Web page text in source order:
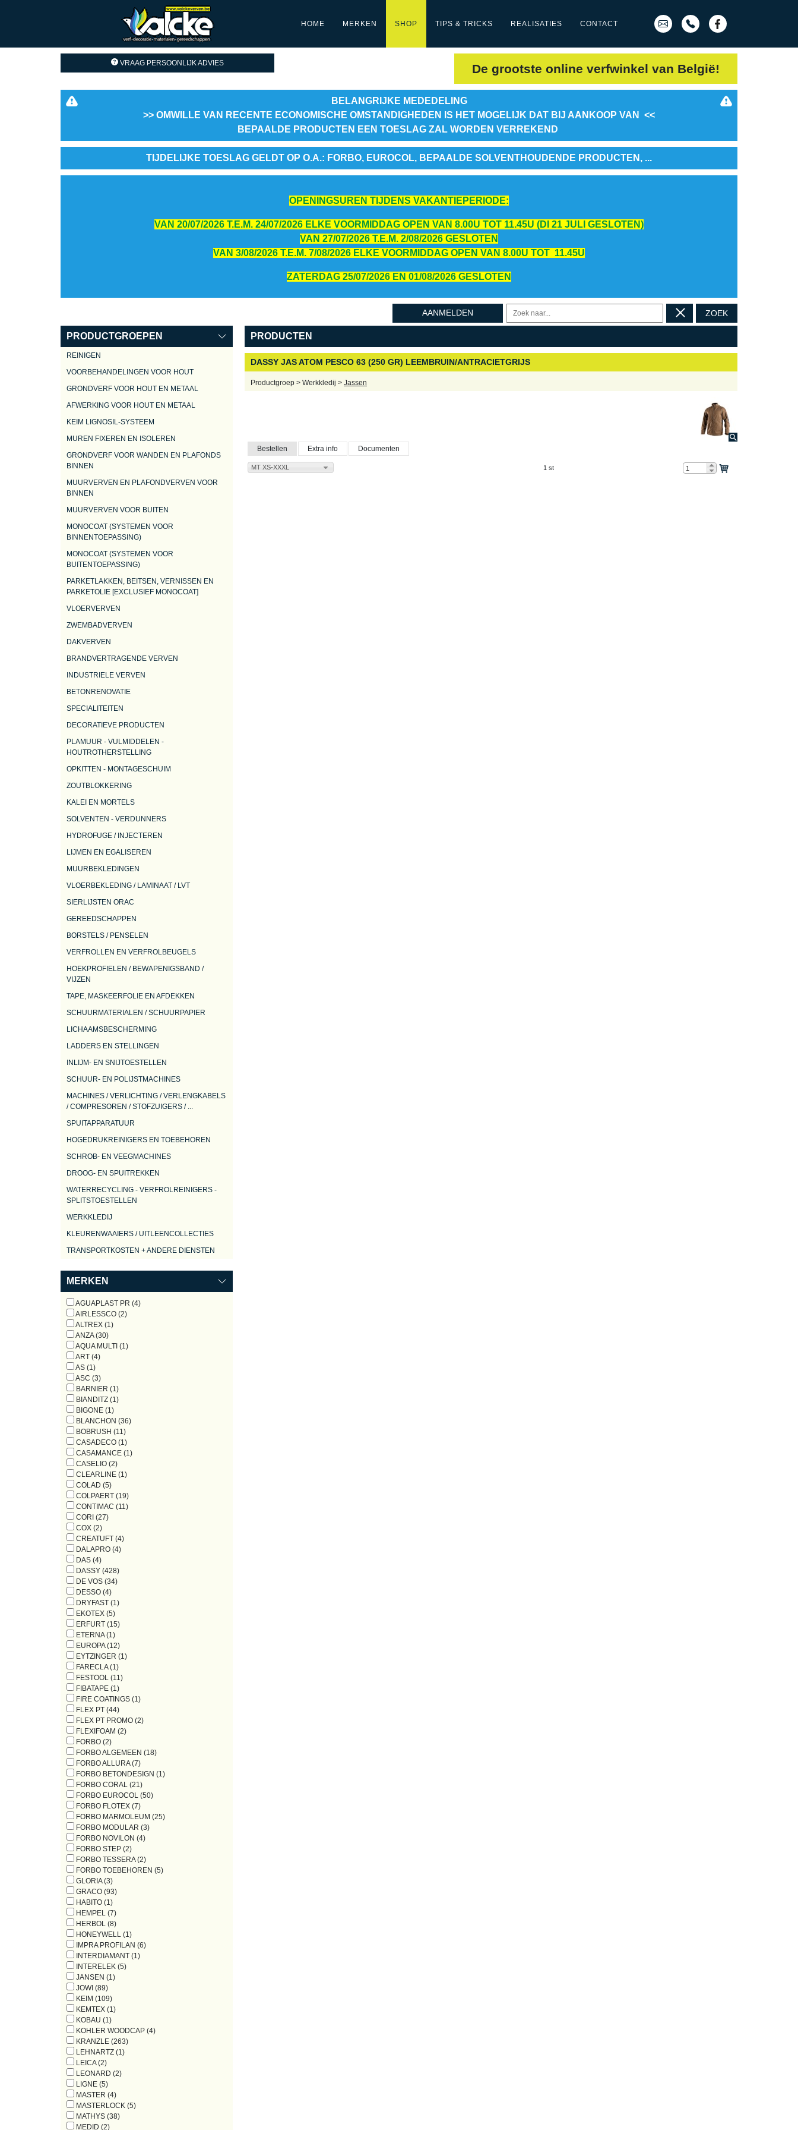
HOME MERKEN SHOP TIPS & TRICKS REALISATIES CONTACT
VRAAG PERSOONLIJK ADVIES De grootste online verfwinkel van België!
BELANGRIJKE MEDEDELING
>> OMWILLE VAN RECENTE ECONOMISCHE OMSTANDIGHEDEN IS HET MOGELIJK DAT BIJ AANKOOP VAN <<
BEPAALDE PRODUCTEN EEN TOESLAG ZAL WORDEN VERREKEND
TIJDELIJKE TOESLAG GELDT OP O.A.: FORBO, EUROCOL, BEPAALDE SOLVENTHOUDENDE PRODUCTEN, ...
OPENINGSUREN TIJDENS VAKANTIEPERIODE:
VAN 20/07/2026 T.E.M. 24/07/2026 ELKE VOORMIDDAG OPEN VAN 8.00U TOT 11.45U (DI 21 JULI GESLOTEN)
VAN 27/07/2026 T.E.M. 2/08/2026 GESLOTEN
VAN 3/08/2026 T.E.M. 7/08/2026 ELKE VOORMIDDAG OPEN VAN 8.00U TOT 11.45U
ZATERDAG 25/07/2026 EN 01/08/2026 GESLOTEN
AANMELDEN ZOEK
PRODUCTGROEPEN
REINIGEN
VOORBEHANDELINGEN VOOR HOUT
GRONDVERF VOOR HOUT EN METAAL
AFWERKING VOOR HOUT EN METAAL
KEIM LIGNOSIL-SYSTEEM
MUREN FIXEREN EN ISOLEREN
GRONDVERF VOOR WANDEN EN PLAFONDS
BINNEN
MUURVERVEN EN PLAFONDVERVEN VOOR
BINNEN
MUURVERVEN VOOR BUITEN
MONOCOAT (SYSTEMEN VOOR
BINNENTOEPASSING)
MONOCOAT (SYSTEMEN VOOR
BUITENTOEPASSING)
PARKETLAKKEN, BEITSEN, VERNISSEN EN
PARKETOLIE [EXCLUSIEF MONOCOAT]
VLOERVERVEN
ZWEMBADVERVEN
DAKVERVEN
BRANDVERTRAGENDE VERVEN
INDUSTRIELE VERVEN
BETONRENOVATIE
SPECIALITEITEN
DECORATIEVE PRODUCTEN
PLAMUUR - VULMIDDELEN -
HOUTROTHERSTELLING
OPKITTEN - MONTAGESCHUIM
ZOUTBLOKKERING
KALEI EN MORTELS
SOLVENTEN - VERDUNNERS
HYDROFUGE / INJECTEREN
LIJMEN EN EGALISEREN
MUURBEKLEDINGEN
VLOERBEKLEDING / LAMINAAT / LVT
SIERLIJSTEN ORAC
GEREEDSCHAPPEN
BORSTELS / PENSELEN
VERFROLLEN EN VERFROLBEUGELS
HOEKPROFIELEN / BEWAPENIGSBAND /
VIJZEN
TAPE, MASKEERFOLIE EN AFDEKKEN
SCHUURMATERIALEN / SCHUURPAPIER
LICHAAMSBESCHERMING
LADDERS EN STELLINGEN
INLIJM- EN SNIJTOESTELLEN
SCHUUR- EN POLIJSTMACHINES
MACHINES / VERLICHTING / VERLENGKABELS
/ COMPRESOREN / STOFZUIGERS / ...
SPUITAPPARATUUR
HOGEDRUKREINIGERS EN TOEBEHOREN
SCHROB- EN VEEGMACHINES
DROOG- EN SPUITREKKEN
WATERRECYCLING - VERFROLREINIGERS -
SPLITSTOESTELLEN
WERKKLEDIJ
KLEURENWAAIERS / UITLEENCOLLECTIES
TRANSPORTKOSTEN + ANDERE DIENSTEN
MERKEN
AGUAPLAST PR (4)
AIRLESSCO (2)
ALTREX (1)
ANZA (30)
AQUA MULTI (1)
ART (4)
AS (1)
ASC (3)
BARNIER (1)
BIANDITZ (1)
BIGONE (1)
BLANCHON (36)
BOBRUSH (11)
CASADECO (1)
CASAMANCE (1)
CASELIO (2)
CLEARLINE (1)
COLAD (5)
COLPAERT (19)
CONTIMAC (11)
CORI (27)
COX (2)
CREATUFT (4)
DALAPRO (4)
DAS (4)
DASSY (428)
DE VOS (34)
DESSO (4)
DRYFAST (1)
EKOTEX (5)
ERFURT (15)
ETERNA (1)
EUROPA (12)
EYTZINGER (1)
FARECLA (1)
FESTOOL (11)
FIBATAPE (1)
FIRE COATINGS (1)
FLEX PT (44)
FLEX PT PROMO (2)
FLEXIFOAM (2)
FORBO (2)
FORBO ALGEMEEN (18)
FORBO ALLURA (7)
FORBO BETONDESIGN (1)
FORBO CORAL (21)
FORBO EUROCOL (50)
FORBO FLOTEX (7)
FORBO MARMOLEUM (25)
FORBO MODULAR (3)
FORBO NOVILON (4)
FORBO STEP (2)
FORBO TESSERA (2)
FORBO TOEBEHOREN (5)
GLORIA (3)
GRACO (93)
HABITO (1)
HEMPEL (7)
HERBOL (8)
HONEYWELL (1)
IMPRA PROFILAN (6)
INTERDIAMANT (1)
INTERELEK (5)
JANSEN (1)
JOWI (89)
KEIM (109)
KEMTEX (1)
KOBAU (1)
KOHLER WOODCAP (4)
KRANZLE (263)
LEHNARTZ (1)
LEICA (2)
LEONARD (2)
LIGNE (5)
MASTER (4)
MASTERLOCK (5)
MATHYS (38)
MEDID (2)
PRODUCTEN
DASSY JAS ATOM PESCO 63 (250 GR) LEEMBRUIN/ANTRACIETGRIJS
Productgroep > Werkkledij > Jassen
Bestellen Extra info Documenten
MT XS-XXXL 1 st